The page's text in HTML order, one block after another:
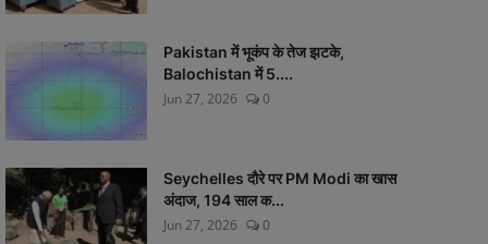
Pakistan में भूकंप के तेज झटके,
Balochistan में 5....
Jun 27, 2026
0
Seychelles दौरे पर PM Modi का खास
अंदाज, 194 साल क...
Jun 27, 2026
0